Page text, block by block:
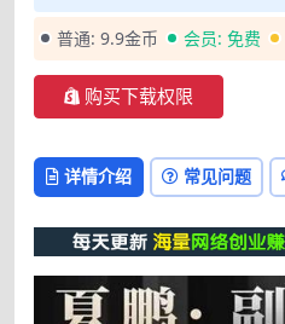
普通: 9.9金币 会员: 免费
购买下载权限
详情介绍 常见问题